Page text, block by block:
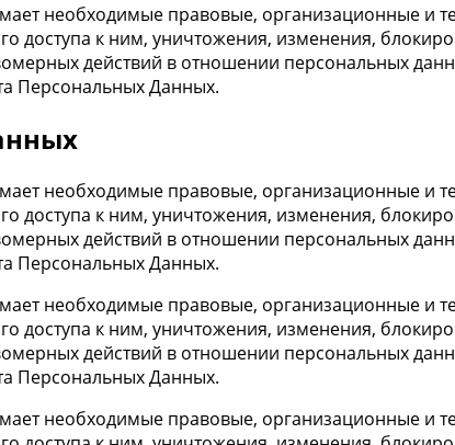
необходимые правовые, организационные и
доступа к ним, уничтожения, изменения,
действий в отношении персональных
Персональных Данных.
необходимые правовые, организационные и
доступа к ним, уничтожения, изменения,
действий в отношении персональных
Персональных Данных.
необходимые правовые, организационные и
доступа к ним, уничтожения, изменения,
действий в отношении персональных
Персональных Данных.
необходимые правовые, организационные и